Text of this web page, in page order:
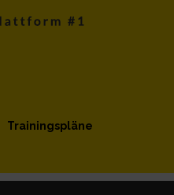
Trainingspläne